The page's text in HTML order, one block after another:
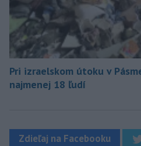
Pri izraelskom útoku v
najmenej 18 ľudí
Zdieľaj na Facebooku